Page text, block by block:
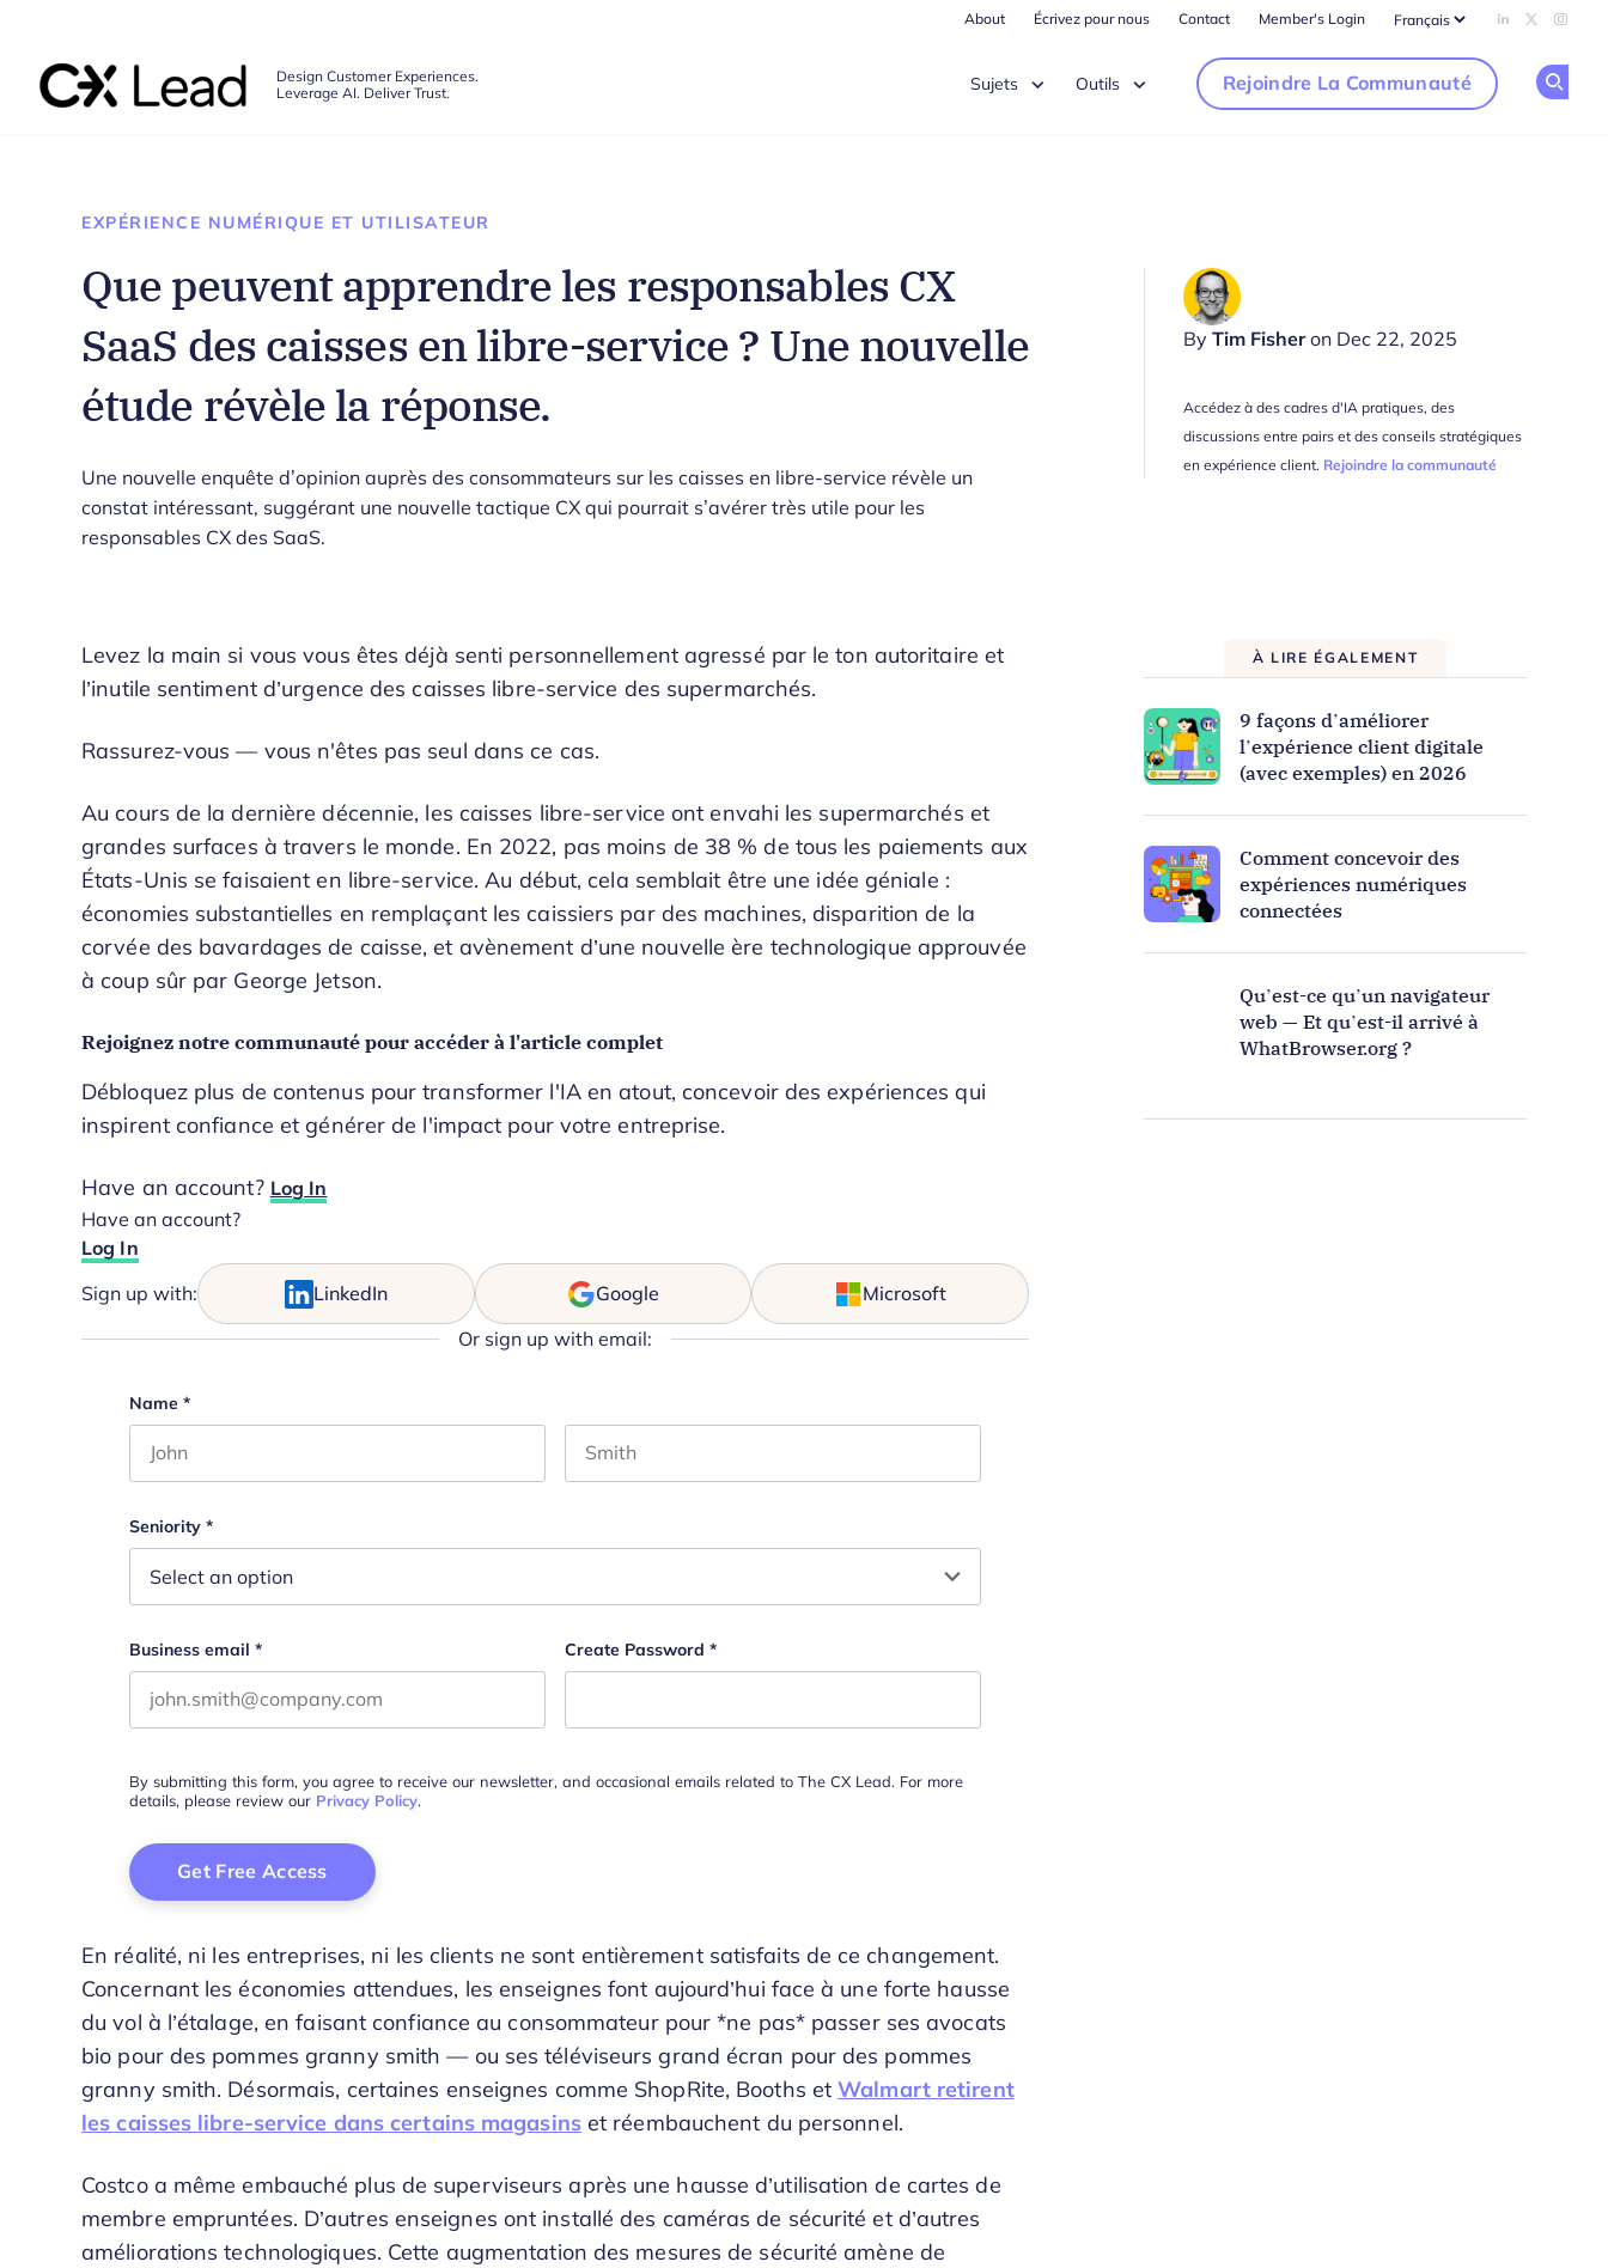
About Écrivez pour nous Contact Member's Login Add us on
Follow
Design Customer Experiences.
Leverage AI. Deliver Trust.
Sujets Outils Rejoindre La Communauté
EXPÉRIENCE NUMÉRIQUE ET UTILISATEUR
Que peuvent apprendre les responsables CX
SaaS des caisses en libre-service ? Une nouvelle
étude révèle la réponse.
By Tim Fisher on Dec 22, 2025
Accédez à des cadres d'IA pratiques, des
discussions entre pairs et des conseils stratégiques
en expérience client. Rejoindre la communauté
Une nouvelle enquête d’opinion auprès des consommateurs sur les caisses en libre-service révèle un
constat intéressant, suggérant une nouvelle tactique CX qui pourrait s’avérer très utile pour les
responsables CX des SaaS.
Levez la main si vous vous êtes déjà senti personnellement agressé par le ton autoritaire et
l’inutile sentiment d’urgence des caisses libre-service des supermarchés.
Rassurez-vous — vous n'êtes pas seul dans ce cas.
Au cours de la dernière décennie, les caisses libre-service ont envahi les supermarchés et
grandes surfaces à travers le monde. En 2022, pas moins de 38 % de tous les paiements aux
États-Unis se faisaient en libre-service. Au début, cela semblait être une idée géniale :
économies substantielles en remplaçant les caissiers par des machines, disparition de la
corvée des bavardages de caisse, et avènement d’une nouvelle ère technologique approuvée
à coup sûr par George Jetson.
Rejoignez notre communauté pour accéder à l'article complet
Débloquez plus de contenus pour transformer l'IA en atout, concevoir des expériences qui
inspirent confiance et générer de l'impact pour votre entreprise.
Have an account? Log In
Have an account?
Log In
Sign up with: LinkedIn Google Microsoft
Or sign up with email:
URL
Name *
Seniority *
Business email * Create Password *
By submitting this form, you agree to receive our newsletter, and occasional emails related to The CX Lead. For more
details, please review our Privacy Policy.
En réalité, ni les entreprises, ni les clients ne sont entièrement satisfaits de ce changement.
Concernant les économies attendues, les enseignes font aujourd’hui face à une forte hausse
du vol à l’étalage, en faisant confiance au consommateur pour *ne pas* passer ses avocats
bio pour des pommes granny smith — ou ses téléviseurs grand écran pour des pommes
granny smith. Désormais, certaines enseignes comme ShopRite, Booths etWalmart retirent
les caisses libre-service dans certains magasinset réembauchent du personnel.
Costco a même embauché plus de superviseurs après une hausse d’utilisation de cartes de
membre empruntées. D’autres enseignes ont installé des caméras de sécurité et d’autres
améliorations technologiques. Cette augmentation des mesures de sécurité amène de
À LIRE ÉGALEMENT
9 façons d’améliorer
l’expérience client digitale
(avec exemples) en 2026
Comment concevoir des
expériences numériques
connectées
Qu’est-ce qu’un navigateur
web — Et qu’est-il arrivé à
WhatBrowser.org ?